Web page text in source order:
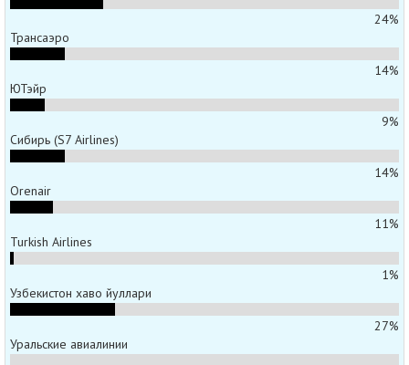
24%
Трансаэро
14%
ЮТэйр
9%
Сибирь (S7 Airlines)
14%
Orenair
11%
Turkish Airlines
1%
Узбекистон хаво йуллари
27%
Уральские авиалинии